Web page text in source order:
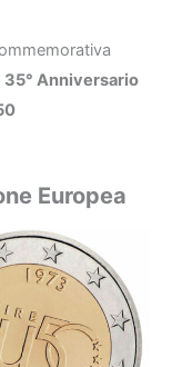
35° Anniversario
Europea